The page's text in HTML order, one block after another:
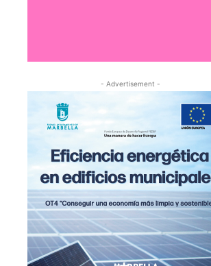
- Advertisement -